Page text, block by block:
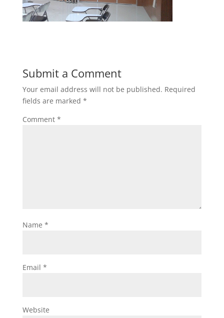
Submit a Comment
Your email address will not be published. Required
fields are marked *
Comment *
Name *
Email *
Website